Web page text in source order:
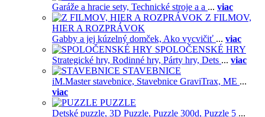
Garáže a hracie sety, Technické stroje a a ... viac
Z FILMOV,
HIER A ROZPRÁVOK
Gabby a jej kúzelný domček, Ako vycvičiť ... viac
SPOLOČENSKÉ HRY
Strategické hry, Rodinné hry, Párty hry, Dets ... viac
STAVEBNICE
iM.Master stavebnice, Stavebnice GraviTrax, ME ...
viac
PUZZLE
Detské puzzle, 3D Puzzle, Puzzle 300d, Puzzle 5 ...